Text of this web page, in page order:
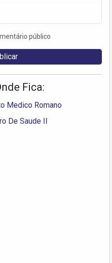
público
Fica:
Medico Romano
De Saude II